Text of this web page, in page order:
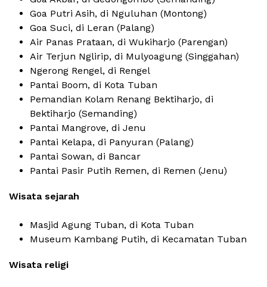
Goa Putri Asih, di Nguluhan (Montong)
Goa Suci, di Leran (Palang)
Air Panas Prataan, di Wukiharjo (Parengan)
Air Terjun Nglirip, di Mulyoagung (Singgahan)
Ngerong Rengel, di Rengel
Pantai Boom, di Kota Tuban
Pemandian Kolam Renang Bektiharjo, di
Bektiharjo (Semanding)
Pantai Mangrove, di Jenu
Pantai Kelapa, di Panyuran (Palang)
Pantai Sowan, di Bancar
Pantai Pasir Putih Remen, di Remen (Jenu)
Wisata sejarah
Masjid Agung Tuban, di Kota Tuban
Museum Kambang Putih, di Kecamatan Tuban
Wisata religi